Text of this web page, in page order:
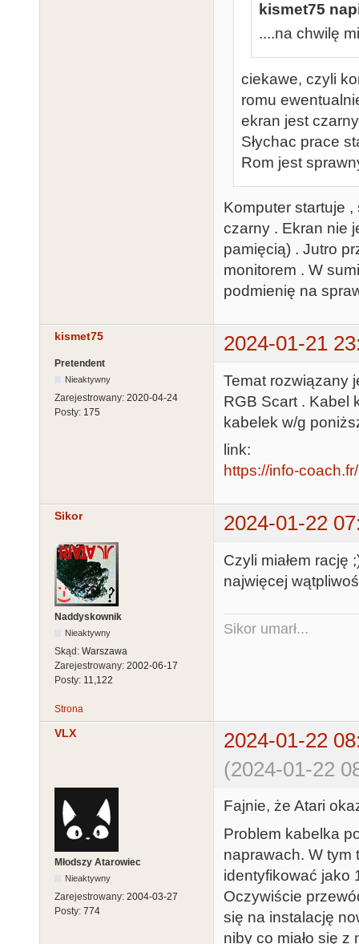
kismet75
....na chwilę
ciekawe, czyli
romu
ekran jest
Słychac prace
Rom jest
Komputer startuje ,
czarny . Ekran nie
pamięcią) . Jutro
monitorem . W
podmienię na
kismet75 2024-01-21
Pretendent
Nieaktywny
Zarejestrowany: 2020-04-24
Posty: 175
Temat rozwiązany
RGB Scart . Kabel
kabelek w/g
link:
https://info-
Sikor 2024-01-22
Naddyskownik
Nieaktywny
Skąd: Warszawa
Zarejestrowany: 2002-06-17
Posty: 11,122
Czyli miałem
najwięcej
Sikor umarł...
Strona
VLX
2024-01-22
(2024-01-22
Młodszy Atarowiec
Nieaktywny
Zarejestrowany: 2004-03-27
Posty: 774
Fajnie, że Atari
Problem kabelka
naprawach. W tym
identyfikować jako
Oczywiście
się na instalację
niby co miało się z